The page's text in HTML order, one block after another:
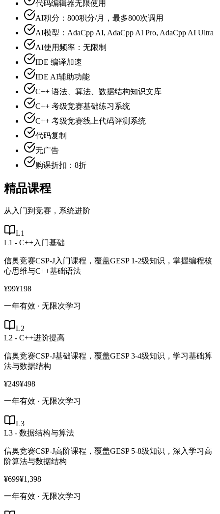
代码编辑器无限使用
AI积分：800积分/月，最多800次调用
AI模型：AdaCpp AI, AdaCpp AI Pro, AdaCpp AI Ultra
AI使用频率：无限制
IDE 编译加速
IDE AI辅助功能
C++ 语法、算法、数据结构知识文库
C++ 考级竞赛基础练习系统
C++ 考级竞赛线上代码评测系统
代码复制
无广告
购课折扣：8折
精品课程
从入门到竞赛，系统进阶
L1
L1 - C++入门基础
信奥竞赛CSP-J入门课程，覆盖GESP 1-2级知识，掌握编程核
心思维与C++基础语法
¥99¥198
一年有效 · 无限次学习
L2
L2 - C++进阶提高
信奥竞赛CSP-J基础课程，覆盖GESP 3-4级知识，学习基础算
法与数据结构
¥249¥498
一年有效 · 无限次学习
L3
L3 - 数据结构与算法
信奥竞赛CSP-J高阶课程，覆盖GESP 5-8级知识，深入学习高
阶算法与数据结构
¥699¥1,398
一年有效 · 无限次学习